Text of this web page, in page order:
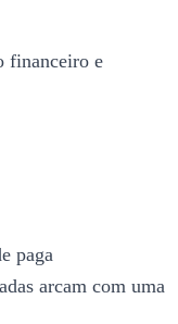
financeiro e
paga
arcam com uma